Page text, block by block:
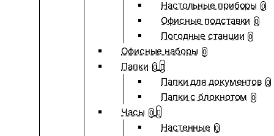
Настольные приборы 0
Офисные подставки 0
Погодные станции 0
Офисные наборы 0
Папки 0
Папки для документов 0
Папки с блокнотом 0
Часы 0
Настенные 0